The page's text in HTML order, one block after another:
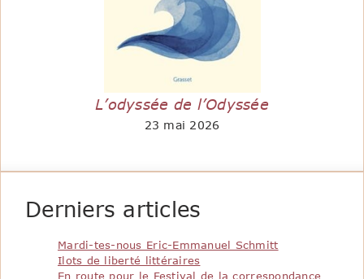
L’odyssée de l’Odyssée
23 mai 2026
Derniers articles
Mardi-tes-nous Eric-Emmanuel Schmitt
Ilots de liberté littéraires
En route pour le Festival de la correspondance